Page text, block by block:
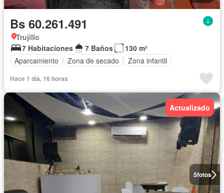
Bs 60.261.491
Trujillo
7 Habitaciones
7 Baños
130 m²
Aparcamiento
Zona de secado Zona infantil
Hace 1 día, 16 horas
5fotos
Actualizado